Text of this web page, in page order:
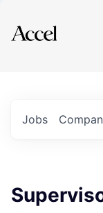
Explore
Jobs